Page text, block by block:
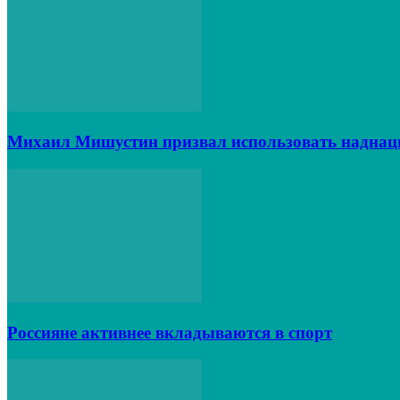
Михаил Мишустин призвал использовать
Россияне активнее вкладываются в спорт